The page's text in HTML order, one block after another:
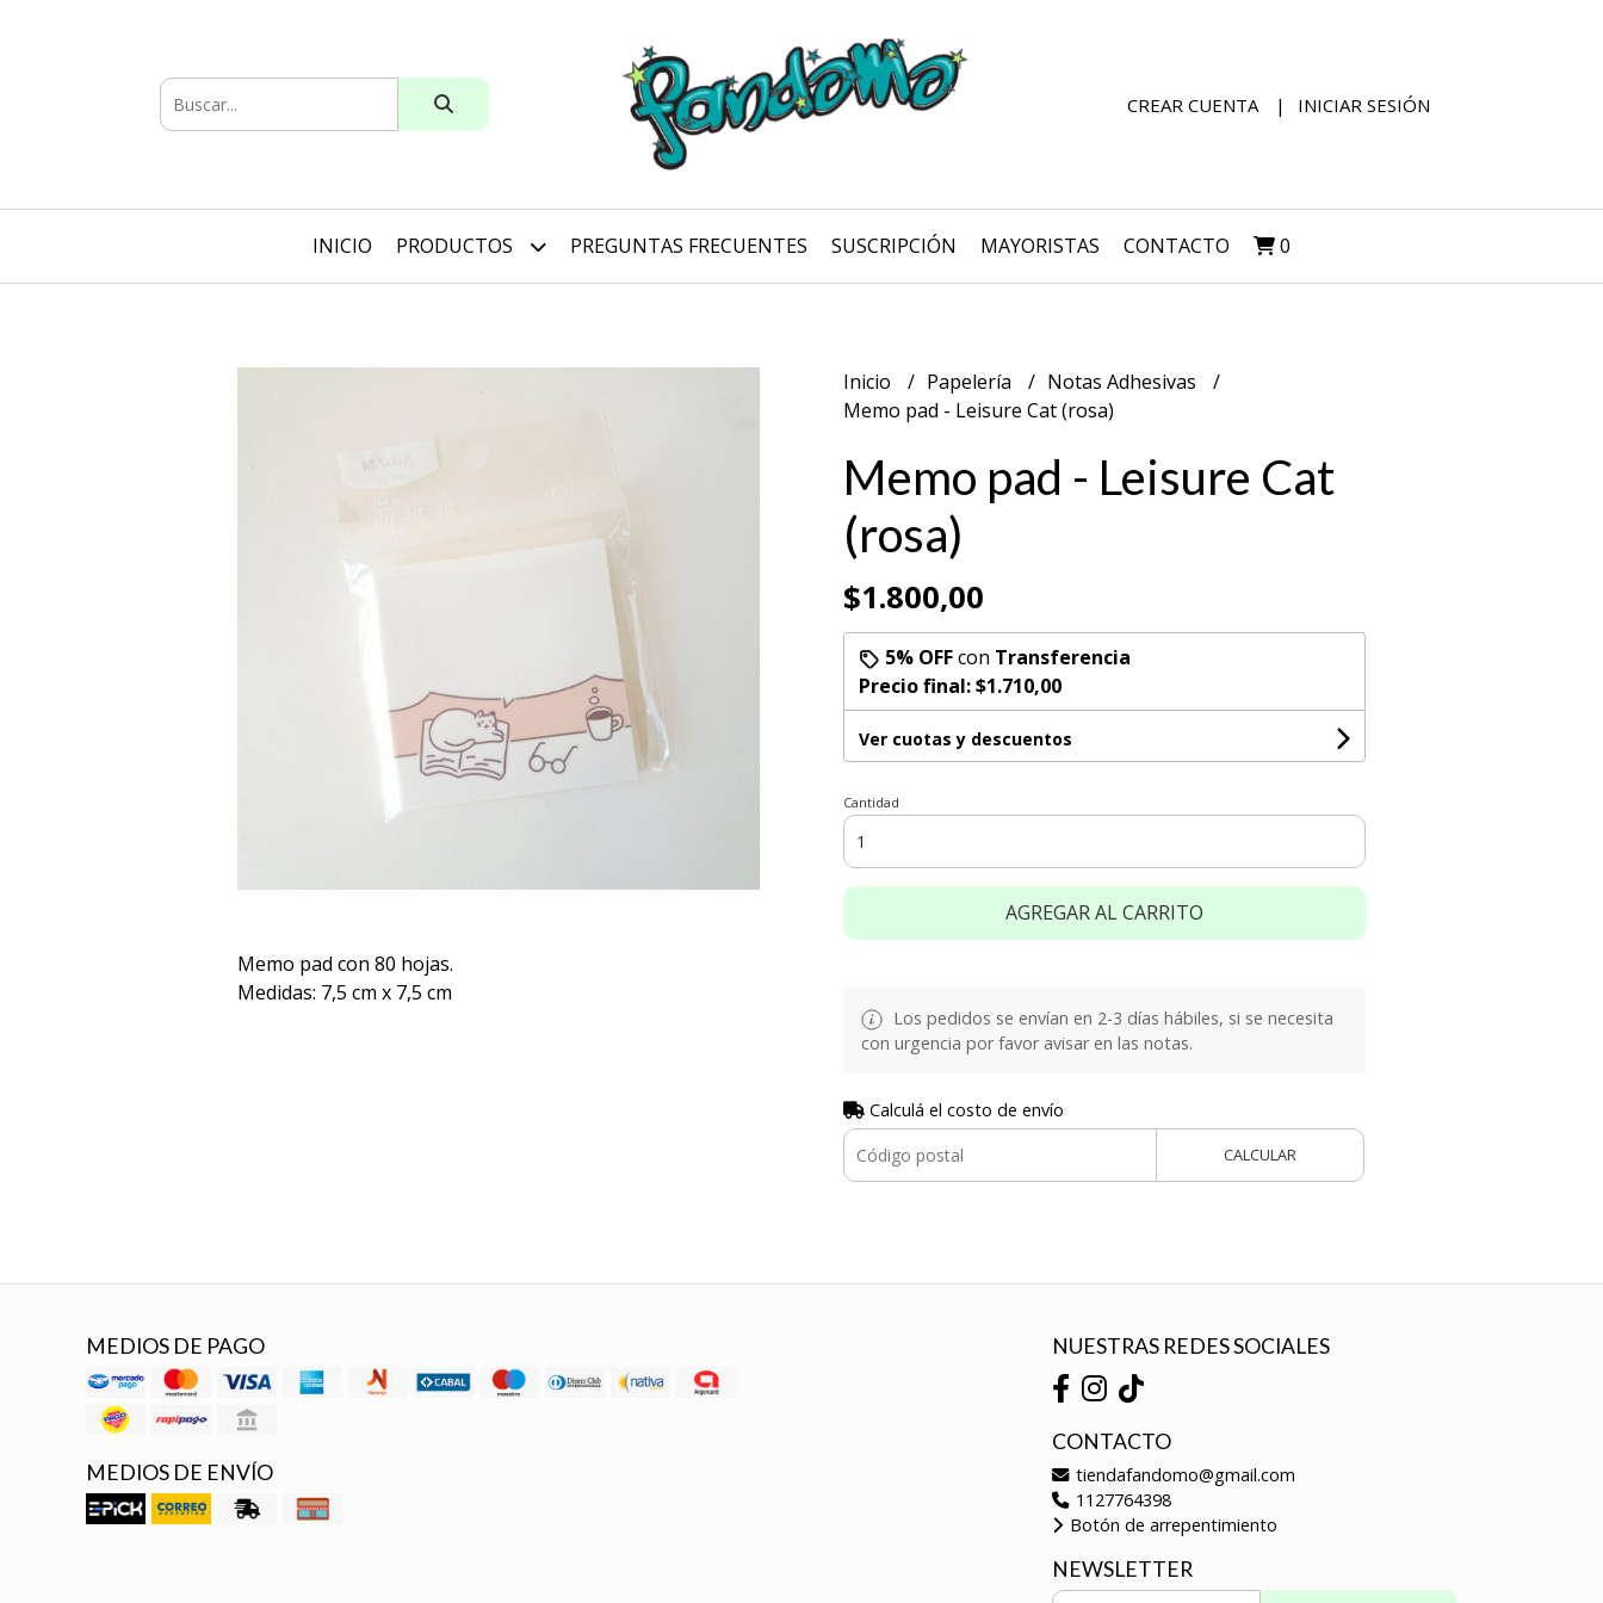
CREAR CUENTA INICIAR SESIÓN
INICIO PRODUCTOS PREGUNTAS FRECUENTES SUSCRIPCIÓN MAYORISTAS CONTACTO 0
Memo pad con 80 hojas.
Medidas: 7,5 cm x 7,5 cm
Inicio Papelería
Notas Adhesivas
Memo pad - Leisure Cat (rosa)
Memo pad - Leisure Cat
(rosa)
$1.800,00
5% OFFcon Transferencia
Precio final:$1.710,00
Ver cuotas y descuentos
Cantidad
AGREGAR AL CARRITO
Los pedidos se envían en 2-3 días hábiles, si se necesita
con urgencia por favor avisar en las notas.
Calculá el costo de envío
CALCULAR
MEDIOS DE PAGO
MEDIOS DE ENVÍO
NUESTRAS REDES SOCIALES
CONTACTO
tiendafandomo@gmail.com
1127764398
Botón de arrepentimiento
NEWSLETTER